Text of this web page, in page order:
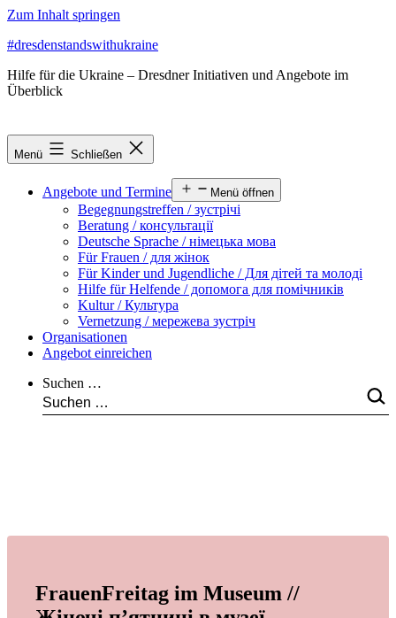
Zum Inhalt springen
#dresdenstandswithukraine
Hilfe für die Ukraine – Dresdner Initiativen und Angebote im
Überblick
Menü Schließen
Angebote und Termine Menü öffnen
Begegnungstreffen / зустрічі
Beratung / консультації
Deutsche Sprache / німецька мова
Für Frauen / для жінок
Für Kinder und Jugendliche / Для дітей та молоді
Hilfe für Helfende / допомога для помічників
Kultur / Культура
Vernetzung / мережева зустріч
Organisationen
Angebot einreichen
Suchen …
FrauenFreitag im Museum //